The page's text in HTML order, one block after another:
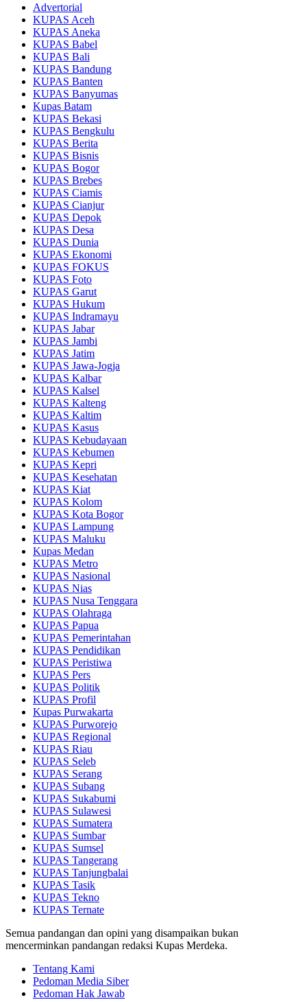
Advertorial
KUPAS Aceh
KUPAS Aneka
KUPAS Babel
KUPAS Bali
KUPAS Bandung
KUPAS Banten
KUPAS Banyumas
Kupas Batam
KUPAS Bekasi
KUPAS Bengkulu
KUPAS Berita
KUPAS Bisnis
KUPAS Bogor
KUPAS Brebes
KUPAS Ciamis
KUPAS Cianjur
KUPAS Depok
KUPAS Desa
KUPAS Dunia
KUPAS Ekonomi
KUPAS FOKUS
KUPAS Foto
KUPAS Garut
KUPAS Hukum
KUPAS Indramayu
KUPAS Jabar
KUPAS Jambi
KUPAS Jatim
KUPAS Jawa-Jogja
KUPAS Kalbar
KUPAS Kalsel
KUPAS Kalteng
KUPAS Kaltim
KUPAS Kasus
KUPAS Kebudayaan
KUPAS Kebumen
KUPAS Kepri
KUPAS Kesehatan
KUPAS Kiat
KUPAS Kolom
KUPAS Kota Bogor
KUPAS Lampung
KUPAS Maluku
Kupas Medan
KUPAS Metro
KUPAS Nasional
KUPAS Nias
KUPAS Nusa Tenggara
KUPAS Olahraga
KUPAS Papua
KUPAS Pemerintahan
KUPAS Pendidikan
KUPAS Peristiwa
KUPAS Pers
KUPAS Politik
KUPAS Profil
Kupas Purwakarta
KUPAS Purworejo
KUPAS Regional
KUPAS Riau
KUPAS Seleb
KUPAS Serang
KUPAS Subang
KUPAS Sukabumi
KUPAS Sulawesi
KUPAS Sumatera
KUPAS Sumbar
KUPAS Sumsel
KUPAS Tangerang
KUPAS Tanjungbalai
KUPAS Tasik
KUPAS Tekno
KUPAS Ternate
Semua pandangan dan opini yang disampaikan bukan
mencerminkan pandangan redaksi Kupas Merdeka.
Tentang Kami
Pedoman Media Siber
Pedoman Hak Jawab